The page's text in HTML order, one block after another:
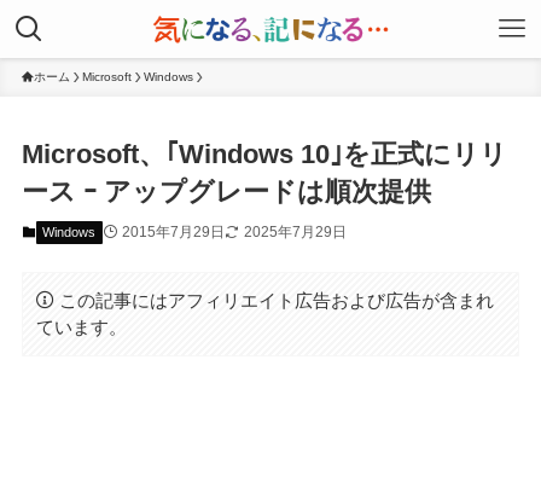
ホーム Microsoft Windows
Microsoft、｢Windows 10｣を正式にリリ
ース ｰ アップグレードは順次提供
Windows 2015年7月29日 2025年7月29日
この記事にはアフィリエイト広告および広告が含まれ
ています。